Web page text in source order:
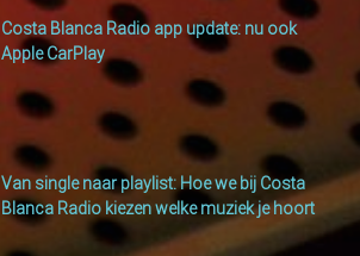
Costa Blanca Radio app update: nu ook
Apple CarPlay
Van single naar playlist: Hoe we bij Costa
Blanca Radio kiezen welke muziek je hoort